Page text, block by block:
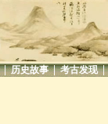
| 历史故事 | 考古发现 |